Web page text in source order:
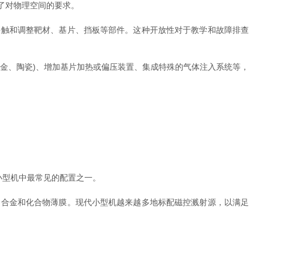
物理空间的要求。
和调整靶材、基片、挡板等部件。这种开放性对于教学和故障排查
、陶瓷)、增加基片加热或偏压装置、集成特殊的气体注入系统等，
机中最常见的配置之一。
金和化合物薄膜。现代小型机越来越多地标配磁控溅射源，以满足